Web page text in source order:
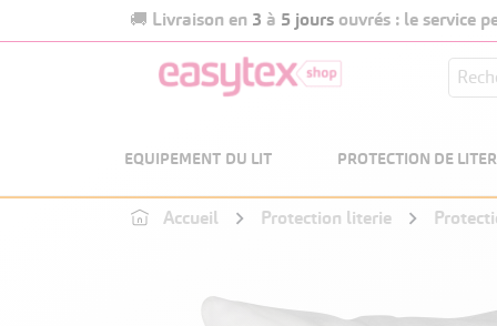
🚚 Livraison en 3 à 5 jours ouvrés : le service
EQUIPEMENT DU LIT PROTECTION DE
Accueil Protection literie